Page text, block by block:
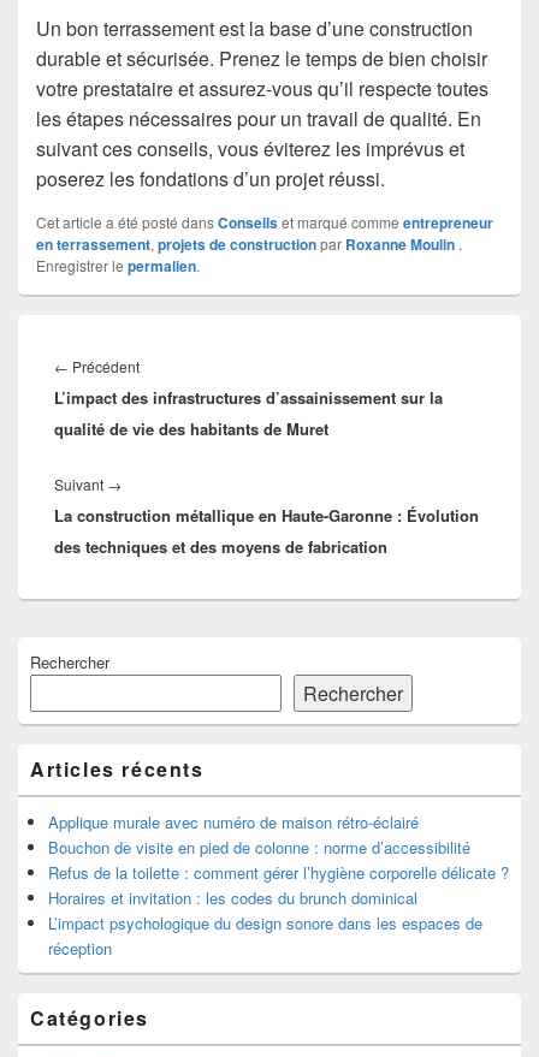
Un bon terrassement est la base d’une construction
durable et sécurisée. Prenez le temps de bien choisir
votre prestataire et assurez-vous qu’il respecte toutes
les étapes nécessaires pour un travail de qualité. En
suivant ces conseils, vous éviterez les imprévus et
poserez les fondations d’un projet réussi.
Cet article a été posté dansConseilset marqué comme entrepreneur
en terrassement, projets de constructionpar Roxanne Moulin .
Enregistrer le permalien.
de
l’article
← PrécédentArticle
précédent :
L’impact des infrastructures d’assainissement sur la
qualité de vie des habitants de Muret
Suivant →
suivant :
La construction métallique en Haute-Garonne : Évolution
des techniques et des moyens de fabrication
principale
widget
pour
barre
latérale
Rechercher
Rechercher
Articles récents
Applique murale avec numéro de maison rétro-éclairé
Bouchon de visite en pied de colonne : norme d’accessibilité
Refus de la toilette : comment gérer l’hygiène corporelle délicate ?
Horaires et invitation : les codes du brunch dominical
L’impact psychologique du design sonore dans les espaces de
réception
Catégories